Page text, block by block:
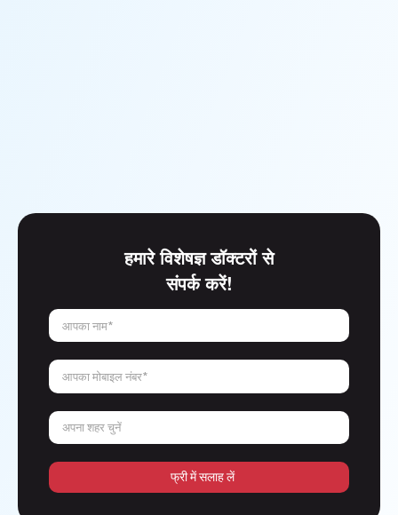
हमारे विशेषज्ञ डॉक्टरों से
संपर्क करें!
आपका नाम*
आपका मोबाइल नंबर*
अपना शहर चुनें
फ्री में सलाह लें